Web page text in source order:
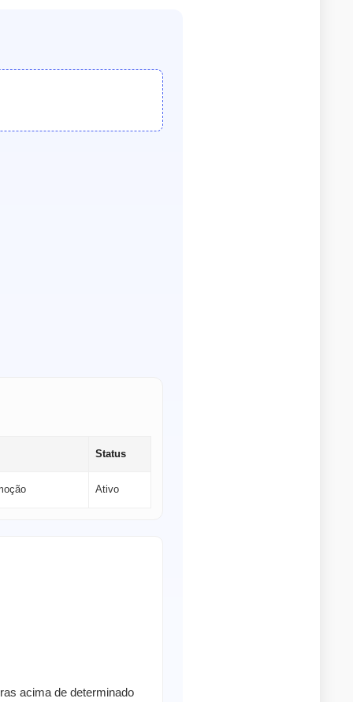
Status
Ativo
acima de determinado